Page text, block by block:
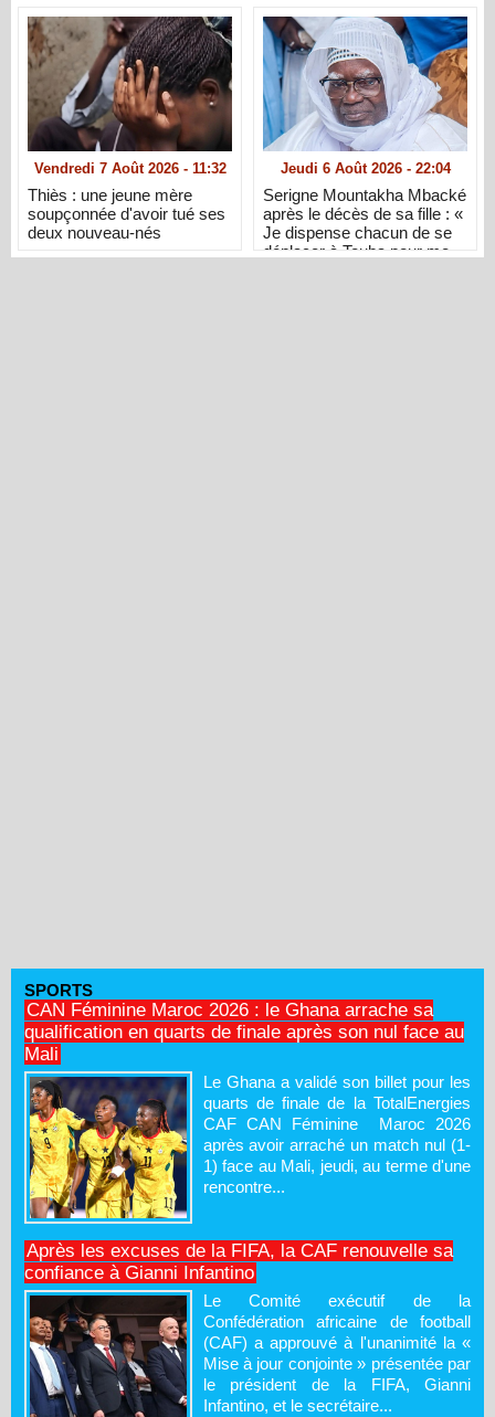
Vendredi 7 Août 2026 - 11:32
Thiès : une jeune mère
soupçonnée d'avoir tué ses
deux nouveau-nés
Jeudi 6 Août 2026 - 22:04
Serigne Mountakha Mbacké
après le décès de sa fille : «
Je dispense chacun de se
déplacer à Touba pour me
SPORTS
CAN Féminine Maroc 2026 : le Ghana arrache sa
qualification en quarts de finale après son nul face au
Mali
Le Ghana a validé son billet pour les
quarts de finale de la TotalEnergies
CAF CAN Féminine Maroc 2026
après avoir arraché un match nul (1-
1) face au Mali, jeudi, au terme d'une
rencontre...
Après les excuses de la FIFA, la CAF renouvelle sa
confiance à Gianni Infantino
Le Comité exécutif de la
Confédération africaine de football
(CAF) a approuvé à l'unanimité la «
Mise à jour conjointe » présentée par
le président de la FIFA, Gianni
Infantino, et le secrétaire...